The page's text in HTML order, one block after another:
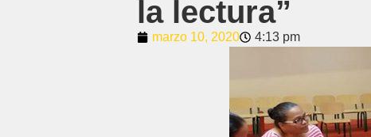
la lectura”
marzo 10, 2020 4:13 pm